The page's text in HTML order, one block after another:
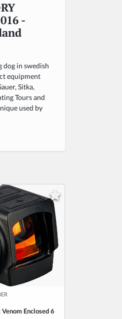
-
dog in swedish
equipment
Sitka,
Tours and
used by